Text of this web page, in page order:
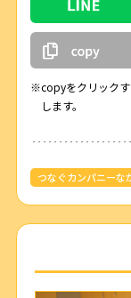
※copyをクリックす
します。
つなぐカンパニーな